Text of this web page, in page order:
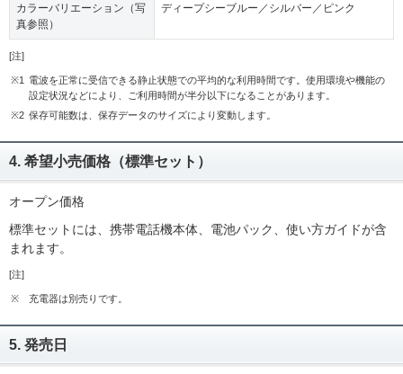
カラーバリエーション（写
真参照）
ディープシーブルー／シルバー／ピンク
[注]
※1
電波を正常に受信できる静止状態での平均的な利用時間です。使用環境や機能の
設定状況などにより、ご利用時間が半分以下になることがあります。
※2 保存可能数は、保存データのサイズにより変動します。
4. 希望小売価格（標準セット）
オープン価格
標準セットには、携帯電話機本体、電池パック、使い方ガイドが含
まれます。
[注]
※ 充電器は別売りです。
5. 発売日